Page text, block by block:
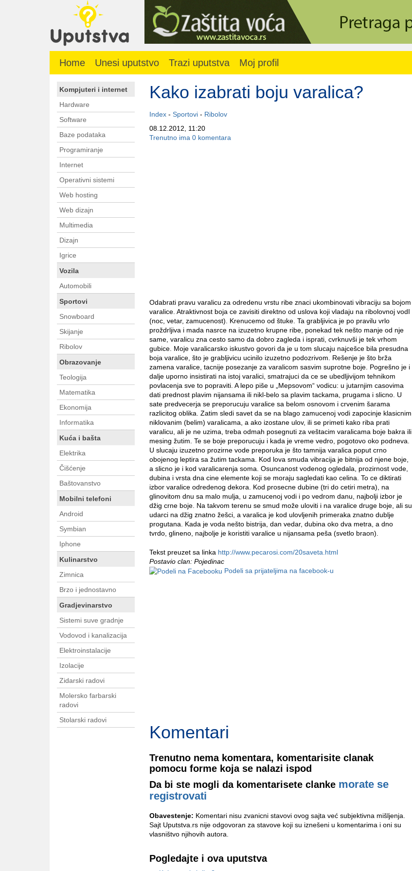
Home Unesi uputstvo Trazi uputstva Moj profil
Kako izabrati boju varalica?
Index - Sportovi - Ribolov
08.12.2012, 11:20
Trenutno ima 0 komentara
Odabrati pravu varalicu za odredenu vrstu ribe znaci ukombinovati vibraciju sa bojom
varalice. Atraktivnost boja ce zavisiti direktno od uslova koji vladaju na ribolovnoj vodI
(noc, vetar, zamucenost). Krenucemo od štuke. Ta grabljivica je po pravilu vrlo
proždrljiva i mada nasrce na izuzetno krupne ribe, ponekad tek nešto manje od nje
same, varalicu zna cesto samo da dobro zagleda i isprati, cvrknuvši je tek vrhom
gubice. Moje varalicarsko iskustvo govori da je u tom slucaju najcešce bila presudna
boja varalice, što je grabljivicu ucinilo izuzetno podozrivom. Rešenje je što brža
zamena varalice, tacnije posezanje za varalicom sasvim suprotne boje. Pogrešno je i
dalje uporno insistirati na istoj varalici, smatrajuci da ce se ubedljivijom tehnikom
povlacenja sve to popraviti. A lepo piše u „Mepsovom“ vodicu: u jutarnjim casovima
dati prednost plavim nijansama ili nikl-belo sa plavim tackama, prugama i slicno. U
sate predvecerja se preporucuju varalice sa belom osnovom i crvenim šarama
razlicitog oblika. Zatim sledi savet da se na blago zamucenoj vodi zapocinje klasicnim
niklovanim (belim) varalicama, a ako izostane ulov, ili se primeti kako riba prati
varalicu, ali je ne uzima, treba odmah posegnuti za veštacim varalicama boje bakra ili
mesing žutim. Te se boje preporucuju i kada je vreme vedro, pogotovo oko podneva.
U slucaju izuzetno prozirne vode preporuka je što tamnija varalica poput crno
obojenog leptira sa žutim tackama. Kod lova smuda vibracija je bitnija od njene boje,
a slicno je i kod varalicarenja soma. Osuncanost vodenog ogledala, prozirnost vode,
dubina i vrsta dna cine elemente koji se moraju sagledati kao celina. To ce diktirati
izbor varalice odredenog dekora. Kod prosecne dubine (tri do cetiri metra), na
glinovitom dnu sa malo mulja, u zamucenoj vodi i po vedrom danu, najbolji izbor je
džig crne boje. Na takvom terenu se smud može uloviti i na varalice druge boje, ali su
udarci na džig znatno žešci, a varalica je kod ulovljenih primeraka znatno dublje
progutana. Kada je voda nešto bistrija, dan vedar, dubina oko dva metra, a dno
tvrdo, glineno, najbolje je koristiti varalice u nijansama peša (svetlo braon).
Tekst preuzet sa linka http://www.pecarosi.com/20saveta.html
Postavio clan: Pojedinac
Podeli sa prijateljima na facebook-u
Komentari
Trenutno nema komentara, komentarisite clanak
pomocu forme koja se nalazi ispod
Da bi ste mogli da komentarisete clanke morate se
registrovati
Obavestenje: Komentari nisu zvanicni stavovi ovog sajta već subjektivna mišljenja.
Sajt Uputstva.rs nije odgovoran za stavove koji su iznešeni u komentarima i oni su
vlasništvo njihovih autora.
Pogledajte i ova uputstva
Kompjuteri i internet
Hardware
Software
Baze podataka
Programiranje
Internet
Operativni sistemi
Web hosting
Web dizajn
Multimedia
Dizajn
Igrice
Vozila
Automobili
Sportovi
Snowboard
Skijanje
Ribolov
Obrazovanje
Teologija
Matematika
Ekonomija
Informatika
Kuća i bašta
Elektrika
Čišćenje
Baštovanstvo
Mobilni telefoni
Android
Symbian
Iphone
Kulinarstvo
Zimnica
Brzo i jednostavno
Gradjevinarstvo
Sistemi suve gradnje
Vodovod i kanalizacija
Elektroinstalacije
Izolacije
Zidarski radovi
Molersko farbarski
radovi
Stolarski radovi